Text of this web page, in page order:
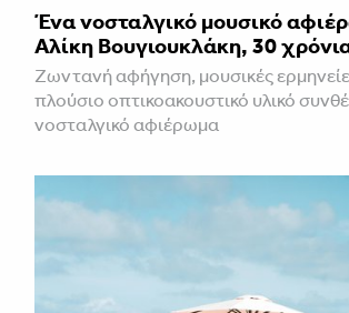
Ένα νοσταλγικό μουσικό
Αλίκη Βουγιουκλάκη, 30
Ζωντανή αφήγηση, μουσικές
πλούσιο οπτικοακουστικό υλικό
νοσταλγικό αφιέρωμα